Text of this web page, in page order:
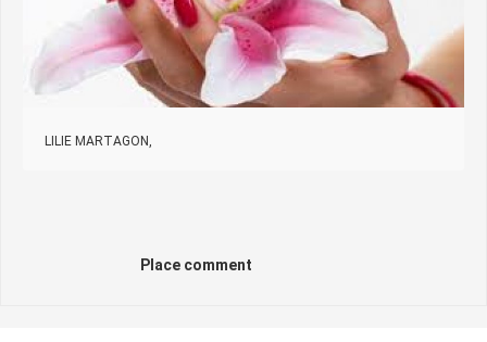
LILIE MARTAGON,
Place comment